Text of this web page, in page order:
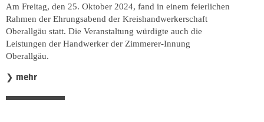
Am Freitag, den 25. Oktober 2024, fand in einem feierlichen
Rahmen der Ehrungsabend der Kreishandwerkerschaft
Oberallgäu statt. Die Veranstaltung würdigte auch die
Leistungen der Handwerker der Zimmerer-Innung
Oberallgäu.
❯ mehr